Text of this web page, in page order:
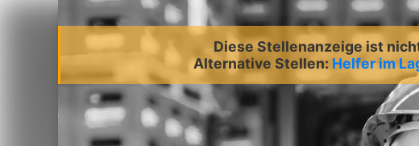
Diese Stellenanzeige ist
Alternative Stellen: Helfer im